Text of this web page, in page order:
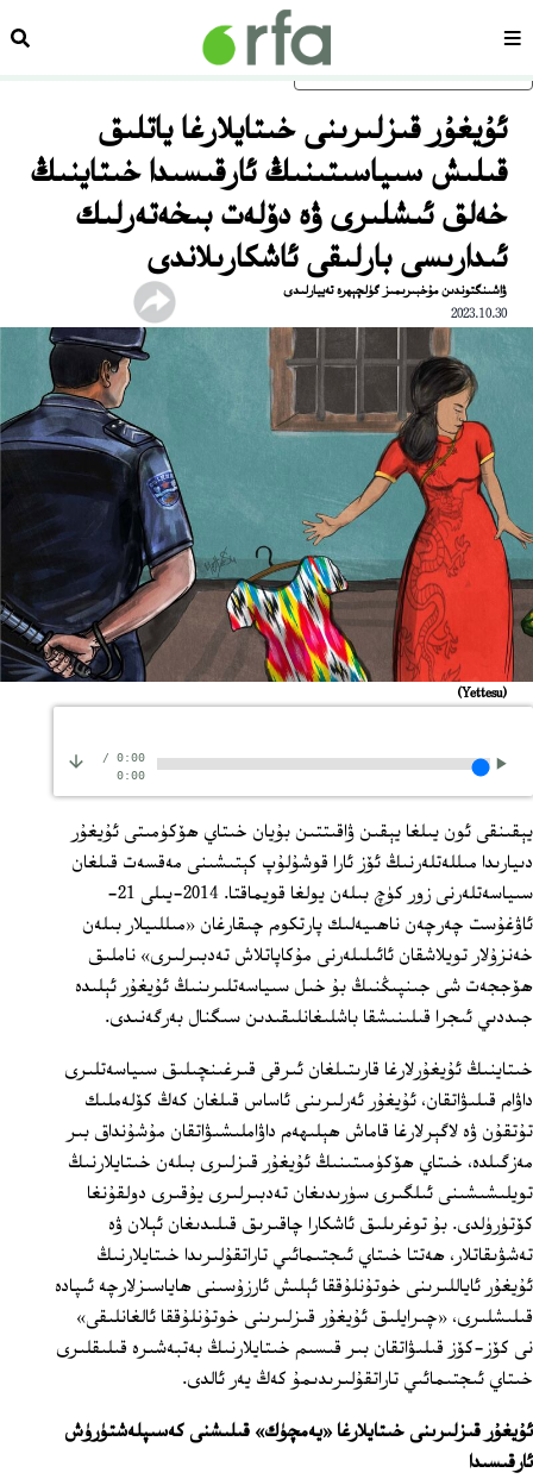
ئاساسلىق مەزمۇنغا ئاتلاڭسەھىپە
ئۇيغۇر قىزلىرىنى خىتايلارغا ياتلىق
قىلىش سىياسىتىنىڭ ئارقىسىدا خىتاينىڭ
خەلق ئىشلىرى ۋە دۆلەت بىخەتەرلىك
ئىدارىسى بارلىقى ئاشكارىلاندى
ۋاشىنگتوندىن مۇخبىرىمىز گۈلچېھرە تەييارلىدى
2023.10.30
(Yettesu)
0:00
/
0:00
يېقىنقى ئون يىلغا يېقىن ۋاقىتتىن بۇيان خىتاي ھۆكۈمىتى ئۇيغۇر
دىيارىدا مىللەتلەرنىڭ ئۆز ئارا قوشۇلۇپ كېتىشىنى مەقسەت قىلغان
سىياسەتلەرنى زور كۈچ بىلەن يولغا قويماقتا. 2014-يىلى 21-
ئاۋغۇست چەرچەن ناھىيەلىك پارتكوم چىقارغان «مىللىيلار بىلەن
خەنزۇلار تويلاشقان ئائىلىلەرنى مۇكاپاتلاش تەدبىرلىرى» ناملىق
ھۆججەت شى جىنپىڭنىڭ بۇ خىل سىياسەتلىرىنىڭ ئۇيغۇر ئېلىدە
جىددىي ئىجرا قىلىنىشقا باشلىغانلىقىدىن سىگنال بەرگەنىدى.
خىتاينىڭ ئۇيغۇرلارغا قارىتىلغان ئىرقى قىرغىنچىلىق سىياسەتلىرى
داۋام قىلىۋاتقان، ئۇيغۇر ئەرلىرىنى ئاساس قىلغان كەڭ كۆلەملىك
تۇتقۇن ۋە لاگېرلارغا قاماش ھېلىھەم داۋاملىشىۋاتقان مۇشۇنداق بىر
مەزگىلدە، خىتاي ھۆكۈمىتىنىڭ ئۇيغۇر قىزلىرى بىلەن خىتايلارنىڭ
تويلىشىشىنى ئىلگىرى سۈرىدىغان تەدبىرلىرى يۇقىرى دولقۇنغا
كۆتۈرۈلدى. بۇ توغرىلىق ئاشكارا چاقىرىق قىلىدىغان ئېلان ۋە
تەشۋىقاتلار، ھەتتا خىتاي ئىجتىمائىي تاراتقۇلىرىدا خىتايلارنىڭ
ئۇيغۇر ئاياللىرىنى خوتۇنلۇققا ئېلىش ئارزۇسىنى ھاياسىزلارچە ئىپادە
قىلىشلىرى، «چىرايلىق ئۇيغۇر قىزلىرىنى خوتۇنلۇققا ئالغانلىقى»
نى كۆز-كۆز قىلىۋاتقان بىر قىسىم خىتايلارنىڭ بەتبەشىرە قىلىقلىرى
خىتاي ئىجتىمائىي تاراتقۇلىرىدىمۇ كەڭ يەر ئالدى.
ئۇيغۇر قىزلىرىنى خىتايلارغا «يەمچۈك» قىلىشنى كەسىپلەشتۈرۈش
ئارقىسىدا